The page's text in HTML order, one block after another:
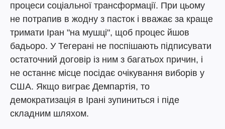
процеси соціальної трансформації. При цьому
не потрапив в жодну з пасток і вважає за краще
тримати Іран "на мушці", щоб процес йшов
бадьоро. У Тегерані не поспішають підписувати
остаточний договір із ним з багатьох причин, і
не останнє місце посідає очікування виборів у
США. Якщо виграє Демпартія, то
демократизація в Ірані зупиниться і піде
складним шляхом.